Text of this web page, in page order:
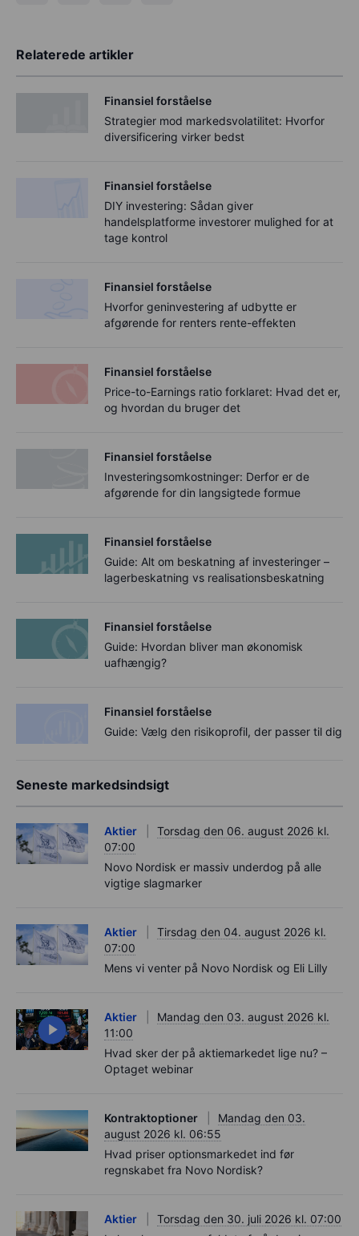
Relaterede artikler
Finansiel forståelse
Strategier mod markedsvolatilitet: Hvorfor
diversificering virker bedst
Finansiel forståelse
DIY investering: Sådan giver
handelsplatforme investorer mulighed for at
tage kontrol
Finansiel forståelse
Hvorfor geninvestering af udbytte er
afgørende for renters rente-effekten
Finansiel forståelse
Price-to-Earnings ratio forklaret: Hvad det er,
og hvordan du bruger det
Finansiel forståelse
Investeringsomkostninger: Derfor er de
afgørende for din langsigtede formue
Finansiel forståelse
Guide: Alt om beskatning af investeringer –
lagerbeskatning vs realisationsbeskatning
Finansiel forståelse
Guide: Hvordan bliver man økonomisk
uafhængig?
Finansiel forståelse
Guide: Vælg den risikoprofil, der passer til dig
Seneste markedsindsigt
Aktier
Torsdag den 06. august 2026 kl.
07:00
Novo Nordisk er massiv underdog på alle
vigtige slagmarker
Aktier
Tirsdag den 04. august 2026 kl.
07:00
Mens vi venter på Novo Nordisk og Eli Lilly
Aktier
Mandag den 03. august 2026 kl.
11:00
Hvad sker der på aktiemarkedet lige nu? –
Optaget webinar
Kontraktoptioner
Mandag den 03.
august 2026 kl. 06:55
Hvad priser optionsmarkedet ind før
regnskabet fra Novo Nordisk?
Aktier
Torsdag den 30. juli 2026 kl. 07:00